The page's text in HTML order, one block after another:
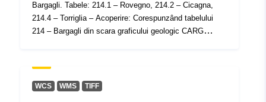
Bargagli. Tabele: 214.1 – Rovegno, 214.2 – Cicagna,
214.4 – Torriglia – Acoperire: Corespunzând tabelului
214 – Bargagli din scara graficului geologic CARG
214.4 – Torriglia – Acoperire: Corespunzând tabelului
214 – Bargagli din scara graficului geologic CARG
WCS WMS TIFF